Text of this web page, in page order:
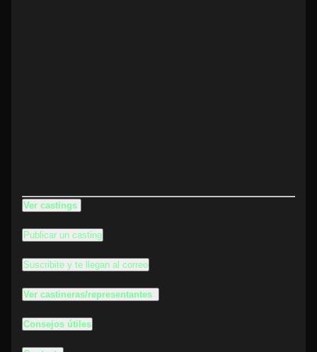
Ver castings
Publicar un casting
Suscribite y te llegan al correo
Ver castineras/representantes
Consejos útiles